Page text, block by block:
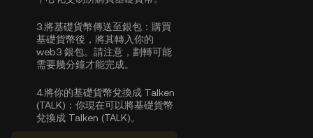
3. 將基礎貨幣傳送至銀包： 購買
基礎貨幣後，將其轉入你的
web3 銀包。請注意，劃轉可能
需要幾分鐘才能完成。
4.將你的基礎貨幣兌換成 Talken
(TALK)： 你現在可以將基礎貨幣
兌換成 Talken (TALK)。